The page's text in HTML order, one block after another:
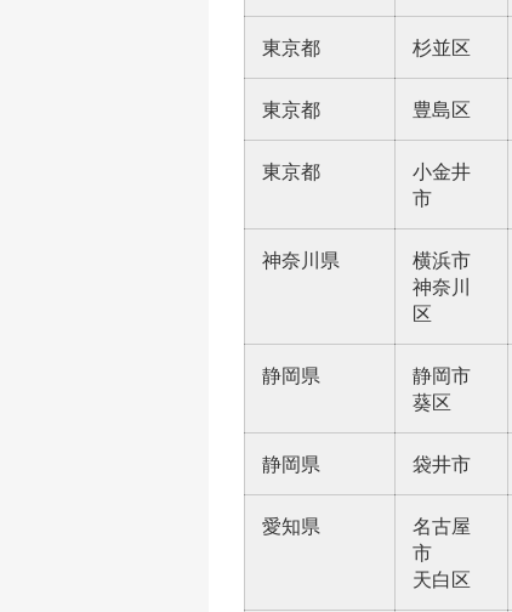
東京都 杉並区
東京都 豊島区
東京都
小金井
市
神奈川県
横浜市
神奈川
区
静岡県
静岡市
葵区
静岡県 袋井市
愛知県
名古屋
市
天白区